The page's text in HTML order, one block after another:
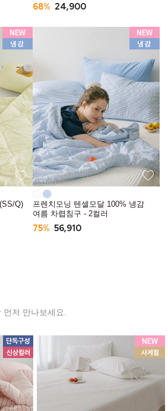
68% 24,900
Q)
프렌치모닝 텐셀모달 100% 냉감
여름 차렵침구 - 2컬러
75% 56,910
저 만나보세요.